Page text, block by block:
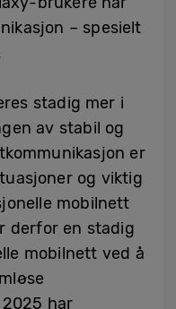
– spesielt
stadig mer i
av stabil og
er
og viktig
mobilnett
derfor en stadig
mobilnett ved å
har